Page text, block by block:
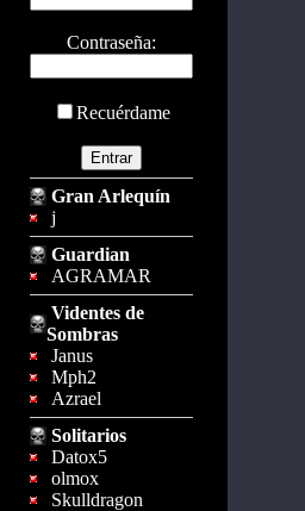
Contraseña:
Recuérdame
Gran Arlequín
j
Guardian
AGRAMAR
Videntes de
Sombras
Janus
Mph2
Azrael
Solitarios
Datox5
olmox
Skulldragon